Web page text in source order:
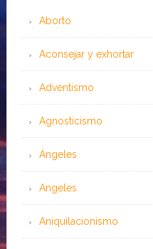
Aborto
Aconsejar y exhortar
Adventismo
Agnosticismo
Ángeles
Angeles
Aniquilacionismo